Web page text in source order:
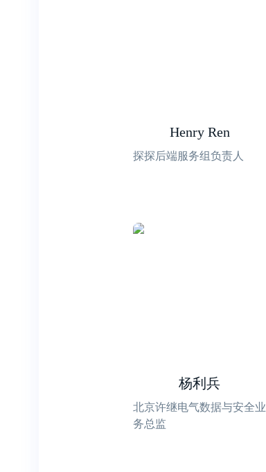
Henry Ren
探探后端服务组负责人
杨利兵
北京许继电气数据与安全业
务总监